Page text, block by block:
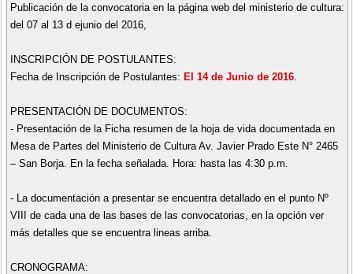
Publicación de la convocatoria en la página web del ministerio de cultura:
del 07 al 13 d ejunio del 2016,
INSCRIPCIÓN DE POSTULANTES:
Fecha de Inscripción de Postulantes: El 14 de Junio de 2016.
PRESENTACIÓN DE DOCUMENTOS:
- Presentación de la Ficha resumen de la hoja de vida documentada en
Mesa de Partes del Ministerio de Cultura Av. Javier Prado Este N° 2465
– San Borja. En la fecha señalada. Hora: hasta las 4:30 p.m.
- La documentación a presentar se encuentra detallado en el punto Nº
VIII de cada una de las bases de las convocatorias, en la opción ver
más detalles que se encuentra lineas arriba.
CRONOGRAMA: